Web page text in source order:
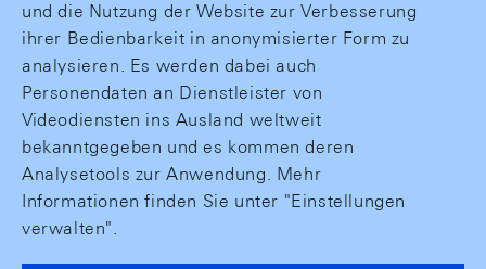
und die Nutzung der Website zur Verbesserung
ihrer Bedienbarkeit in anonymisierter Form zu
analysieren. Es werden dabei auch
Personendaten an Dienstleister von
Videodiensten ins Ausland weltweit
bekanntgegeben und es kommen deren
Analysetools zur Anwendung. Mehr
Informationen finden Sie unter "Einstellungen
verwalten".